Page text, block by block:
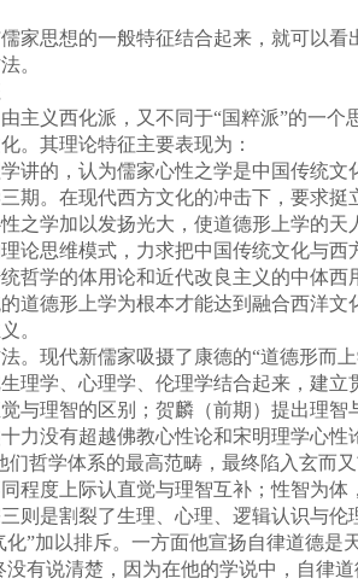
思想的一般特征结合起来，就可以看
。
义西化派，又不同于“国粹派”的一个
。其理论特征主要表现为：
的，认为儒家心性之学是中国传统文
期。在现代西方文化的冲击下，要求
学加以发扬光大，使道德形上学的天
思维模式，力求把中国传统文化与西
哲学的体用论和近代改良主义的中体
道德形上学为根本才能达到融合西洋
。
现代新儒家吸摄了康德的“道德形而上
理学、心理学、伦理学结合起来，建
觉与理智的区别；贺麟（前期）提出
力没有超越佛教心性论和宋明理学心
哲学体系的最高范畴，最终陷入玄而又
度上际认直觉与理智互补；性智为体
则是割裂了生理、心理、逻辑认识与
”加以排斥。一方面他宣扬自律道德
没有说清楚，因为在他的学说中，自律